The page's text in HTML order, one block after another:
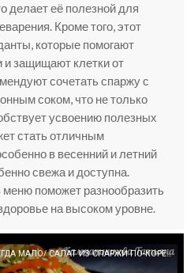
делает её полезной для
Кроме того, этот
которые помогают
и защищают клетки от
сочетать спаржу с
соком, что не только
усвоению полезных
стать отличным
в весенний и летний
свежа и доступна.
поможет разнообразить
на высоком уровне.
СЪЕДАЕТСЯ В ОДИН МИГ/ЕГО ВСЕГДА МАЛО/ САЛАТ ИЗ СПАРЖИ ПО-КОРЕЙСКИ!